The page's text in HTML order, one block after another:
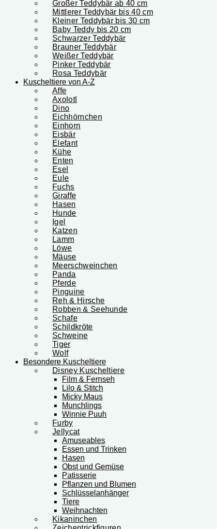
Großer Teddybär ab 40 cm
Mittlerer Teddybär bis 40 cm
Kleiner Teddybär bis 30 cm
Baby Teddy bis 20 cm
Schwarzer Teddybär
Brauner Teddybär
Weißer Teddybär
Pinker Teddybär
Rosa Teddybär
Kuscheltiere von A-Z
Affe
Axolotl
Dino
Eichhörnchen
Einhorn
Eisbär
Elefant
Kühe
Enten
Esel
Eule
Fuchs
Giraffe
Hasen
Hunde
Igel
Katzen
Lamm
Löwe
Mäuse
Meerschweinchen
Panda
Pferde
Pinguine
Reh & Hirsche
Robben & Seehunde
Schafe
Schildkröte
Schweine
Tiger
Wolf
Besondere Kuscheltiere
Disney Kuscheltiere
Film & Fernseh
Lilo & Stitch
Micky Maus
Munchlings
Winnie Puuh
Furby
Jellycat
Amuseables
Essen und Trinken
Hasen
Obst und Gemüse
Patisserie
Pflanzen und Blumen
Schlüsselanhänger
Tiere
Weihnachten
Kikaninchen